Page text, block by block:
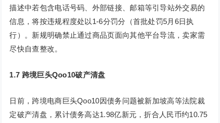
描述中若包含电话号码、外部链接、邮箱等引导站外交易的
信息，将按违规程度处以1-6分罚分（首批处罚5月6日执
行）。新规明确禁止通过商品页面向其他平台导流，卖家需
尽快自查整改。
1.7 跨境巨头Qoo10破产清盘
日前，跨境电商巨头Qoo10因债务问题被新加坡高等法院裁
定破产清盘，累计债务高达1.98亿新元，折合人民币约10.75